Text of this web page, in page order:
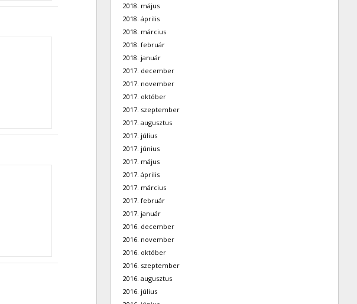
2018. május
2018. április
2018. március
2018. február
2018. január
2017. december
2017. november
2017. október
2017. szeptember
2017. augusztus
2017. július
2017. június
2017. május
2017. április
2017. március
2017. február
2017. január
2016. december
2016. november
2016. október
2016. szeptember
2016. augusztus
2016. július